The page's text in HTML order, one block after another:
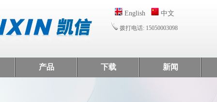
English 中文
拨打电话: 15050003098
产品 下载 新闻